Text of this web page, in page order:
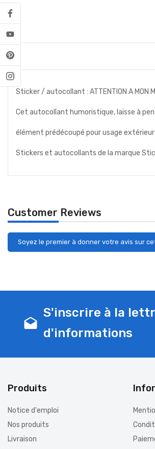
Sticker / autocollant : ATTENTION A MON
Cet autocollant humoristique, laisse à
élément prédécoupé pour usage
Stickers et autocollants de la marque
Customer Reviews
Soyez le premier à donner votre avis sur
drafts
S'inscrire à la
d'informations
Produits
Notice d'emploi
Nos produits
Livraison